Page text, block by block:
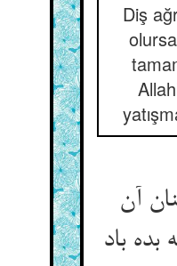
Diş
آن
باد